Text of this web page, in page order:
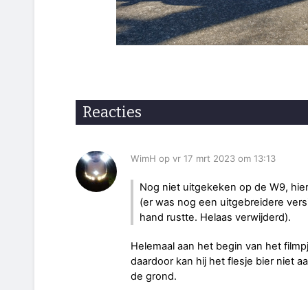
Reacties
WimH op vr 17 mrt 2023 om 13:13
Nog niet uitgekeken op de W9,
(er was nog een uitgebreidere
hand rustte. Helaas verwijderd).
Helemaal aan het begin van het
daardoor kan hij het flesje bier niet
de grond.